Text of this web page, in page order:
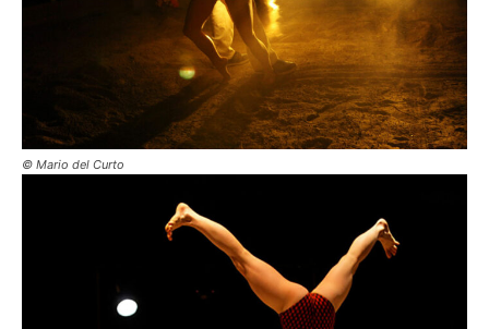
© Mario del Curto